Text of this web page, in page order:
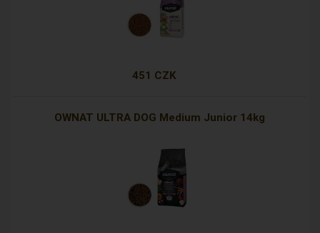
451 CZK
OWNAT ULTRA DOG Medium Junior 14kg